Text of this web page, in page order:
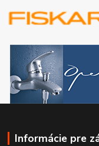
Informácie pre